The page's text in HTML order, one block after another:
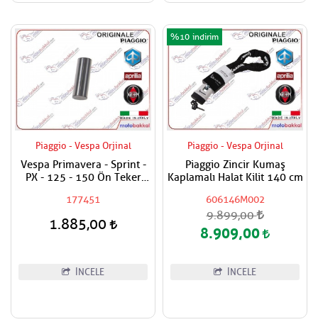
Piaggio - Vespa Orjinal
Vespa Primavera - Sprint -
PX - 125 - 150 Ön Teker
177451
1.885,00
İNCELE
Piaggio - Vespa Orjinal
Piaggio Zincir Kumaş
Kaplamalı Halat Kilit 140 cm
606146M002
%10
9.899,00
8.909,00
İNCELE